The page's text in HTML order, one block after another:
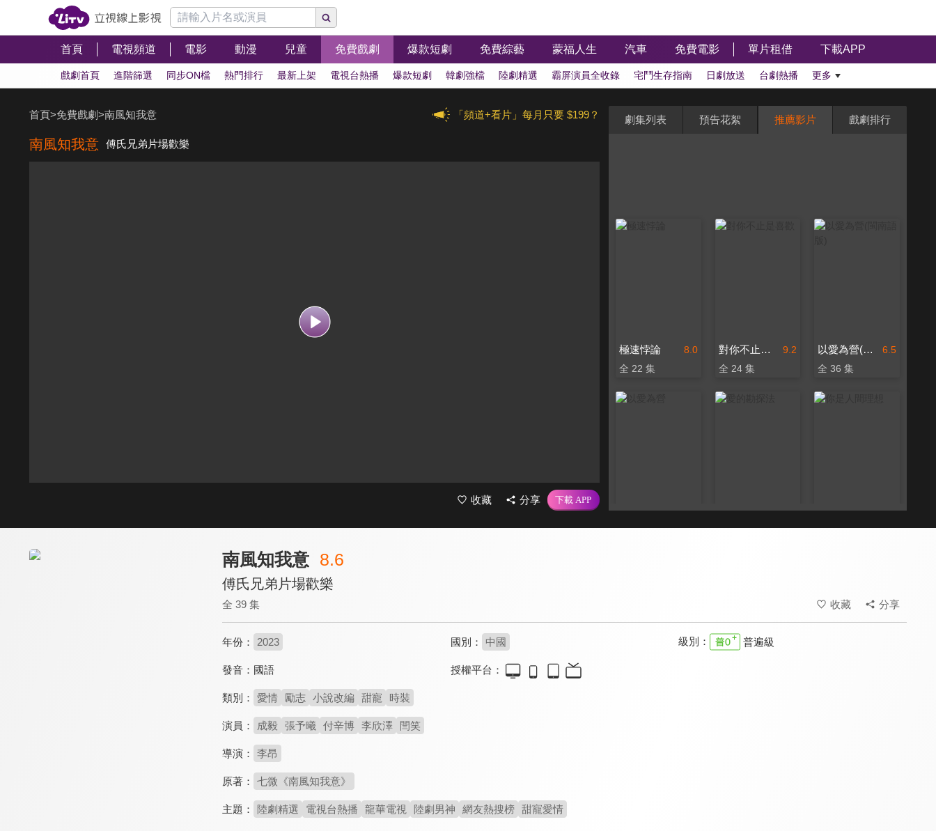
首頁 電視頻道 電影 動漫 兒童 免費戲劇 爆款短劇 免費綜藝 蒙福人生 汽車 免費電影 單片租借 下載APP
戲劇首頁 進階篩選 同步ON檔 熱門排行 最新上架 電視台熱播 爆款短劇 韓劇強檔 陸劇精選 霸屏演員全收錄 宅鬥生存指南 日劇放送 台劇熱播 更多
「頻道+看片」每月只要 $199？
首頁>免費戲劇>南風知我意
南風知我意 傅氏兄弟片場歡樂
收藏 分享
劇集列表 預告花絮 推薦影片 戲劇排行
8.0
極速悖論
全 22 集
9.2
對你不止是喜歡
全 24 集
6.5
以愛為營(閩南語版)
全 36 集
南風知我意 8.6
傅氏兄弟片場歡樂
全 39 集 收藏 分享
年份： 2023 國別： 中國 級別： 普遍級
發音： 國語 授權平台：
類別： 愛情 勵志 小說改編 甜寵 時裝
演員： 成毅 張予曦 付辛博 李欣澤 閆笑
導演： 李昂
原著： 七微《南風知我意》
主題： 陸劇精選 電視台熱播 龍華電視 陸劇男神 網友熱搜榜 甜寵愛情